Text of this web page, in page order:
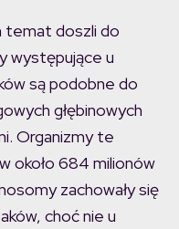
temat doszli do
występujące u
są podobne do
głębinowych
Organizmy te
około 684 milionów
zachowały się
choć nie u